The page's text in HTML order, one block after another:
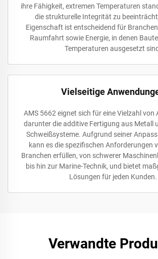
ihre Fähigkeit, extremen Temperaturen
die strukturelle Integrität zu
Eigenschaft ist entscheidend für
Raumfahrt sowie Energie, in denen
Temperaturen ausgesetzt
Vielseitige
AMS 5662 eignet sich für eine Vielzahl von
darunter die additive Fertigung aus Metall
Schweißsysteme. Aufgrund seiner
kann es die spezifischen Anforderungen
Branchen erfüllen, von schwerer
bis hin zur Marine-Technik, und bietet
Lösungen für jeden Kunden.
Verwandte